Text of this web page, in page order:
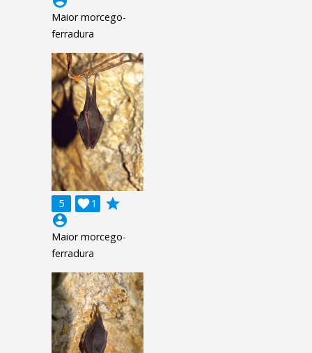
Maior morcego-
ferradura
5 1

grade
account_circle
Maior morcego-
ferradura